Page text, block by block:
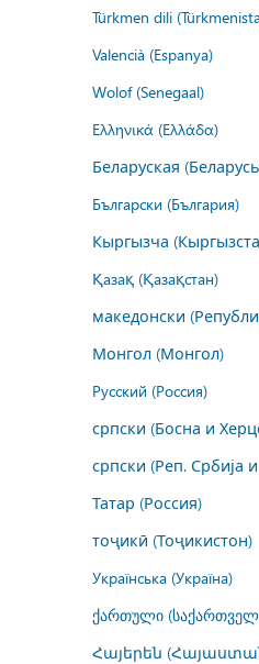
Türkmen dili
Valencià (Espanya)
Wolof (Senegaal)
Ελληνικά (Ελλάδα)
Беларуская
Български (България)
Кыргызча
Қазақ (Қазақстан)
македонски
Монгол (Монгол)
Русский (Россия)
српски (Босна и
српски (Реп. Србија
Татар (Россия)
тоҷикӣ (Тоҷикистон)
Українська (Україна)
ქართული
Հայերեն